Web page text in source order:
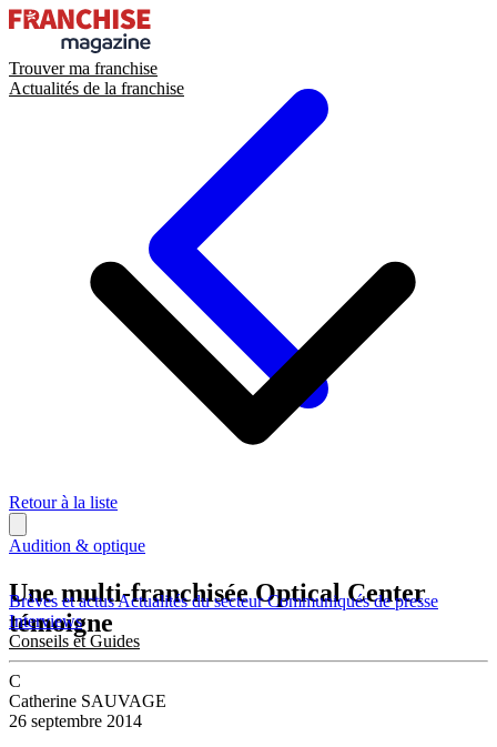
Trouver ma franchise
Actualités de la franchise
Brèves et actusActualités du secteurCommuniqués de presse
Interviews
Conseils et Guides
Retour à la liste
Audition & optique
Une multi-franchisée Optical Center
témoigne
C
Catherine SAUVAGE
26 septembre 2014